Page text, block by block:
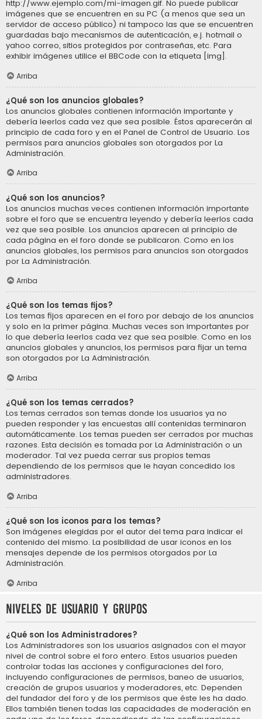
http://www.ejemplo.com/mi-imagen.gif. No puede publicar
imágenes que se encuentren en su PC (a menos que sea un
servidor de acceso público) ni tampoco las que se encuentren
guardadas bajo mecanismos de autenticación, e.j. hotmail o
yahoo correo, sitios protegidos por contraseñas, etc. Para
exhibir imágenes utilice el BBCode con la etiqueta [img].
Arriba
¿Qué son los anuncios globales?
Los anuncios globales contienen información importante y
debería leerlos cada vez que sea posible. Éstos aparecerán al
principio de cada foro y en el Panel de Control de Usuario. Los
permisos para anuncios globales son otorgados por La
Administración.
Arriba
¿Qué son los anuncios?
Los anuncios muchas veces contienen información importante
sobre el foro que se encuentra leyendo y debería leerlos cada
vez que sea posible. Los anuncios aparecen al principio de
cada página en el foro donde se publicaron. Como en los
anuncios globales, los permisos para anuncios son otorgados
por La Administración.
Arriba
¿Qué son los temas fijos?
Los temas fijos aparecen en el foro por debajo de los anuncios
y solo en la primer página. Muchas veces son importantes por
lo que debería leerlos cada vez que sea posible. Como en los
anuncios globales y anuncios, los permisos para fijar un tema
son otorgados por La Administración.
Arriba
¿Qué son los temas cerrados?
Los temas cerrados son temas donde los usuarios ya no
pueden responder y las encuestas allí contenidas terminaron
automáticamente. Los temas pueden ser cerrados por muchas
razones. Esta decisión es tomada por La Administración o un
moderador. Tal vez pueda cerrar sus propios temas
dependiendo de los permisos que le hayan concedido los
administradores.
Arriba
¿Qué son los iconos para los temas?
Son imágenes elegidas por el autor del tema para indicar el
contenido del mismo. La posibilidad de usar iconos en los
mensajes depende de los permisos otorgados por La
Administración.
Arriba
Niveles de usuario y grupos
¿Qué son los Administradores?
Los Administradores son los usuarios asignados con el mayor
nivel de control sobre el foro entero. Estos usuarios pueden
controlar todas las acciones y configuraciones del foro,
incluyendo configuraciones de permisos, baneo de usuarios,
creación de grupos usuarios y moderadores, etc. Dependen
del fundador del foro y de los permisos que éste les ha dado.
Ellos también tienen todas las capacidades de moderación en